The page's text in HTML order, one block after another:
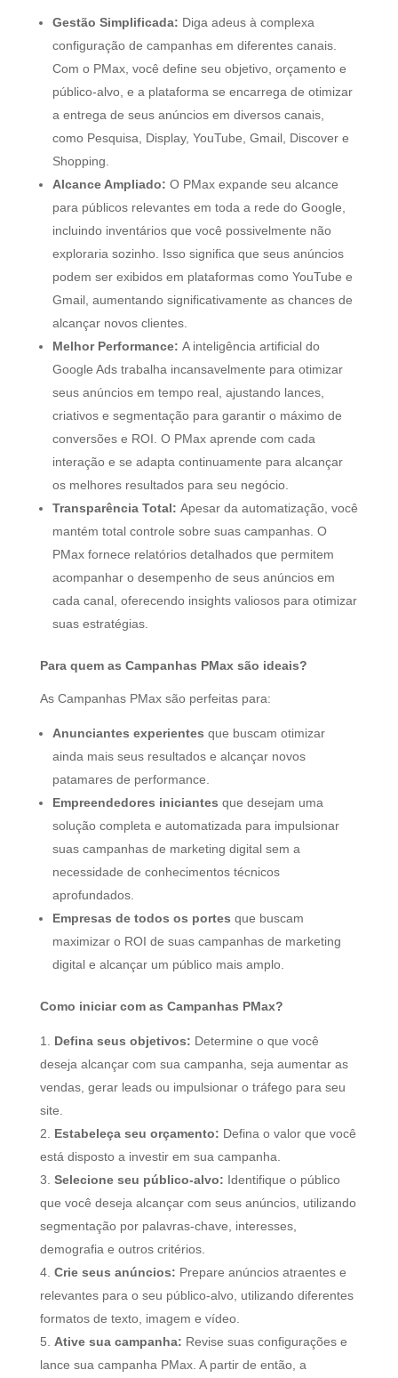
Gestão Simplificada: Diga adeus à complexa
configuração de campanhas em diferentes canais.
Com o PMax, você define seu objetivo, orçamento e
público-alvo, e a plataforma se encarrega de otimizar
a entrega de seus anúncios em diversos canais,
como Pesquisa, Display, YouTube, Gmail, Discover e
Shopping.
Alcance Ampliado: O PMax expande seu alcance
para públicos relevantes em toda a rede do Google,
incluindo inventários que você possivelmente não
exploraria sozinho. Isso significa que seus anúncios
podem ser exibidos em plataformas como YouTube e
Gmail, aumentando significativamente as chances de
alcançar novos clientes.
Melhor Performance: A inteligência artificial do
Google Ads trabalha incansavelmente para otimizar
seus anúncios em tempo real, ajustando lances,
criativos e segmentação para garantir o máximo de
conversões e ROI. O PMax aprende com cada
interação e se adapta continuamente para alcançar
os melhores resultados para seu negócio.
Transparência Total: Apesar da automatização, você
mantém total controle sobre suas campanhas. O
PMax fornece relatórios detalhados que permitem
acompanhar o desempenho de seus anúncios em
cada canal, oferecendo insights valiosos para otimizar
suas estratégias.
Para quem as Campanhas PMax são ideais?
As Campanhas PMax são perfeitas para:
Anunciantes experientes que buscam otimizar
ainda mais seus resultados e alcançar novos
patamares de performance.
Empreendedores iniciantes que desejam uma
solução completa e automatizada para impulsionar
suas campanhas de marketing digital sem a
necessidade de conhecimentos técnicos
aprofundados.
Empresas de todos os portes que buscam
maximizar o ROI de suas campanhas de marketing
digital e alcançar um público mais amplo.
Como iniciar com as Campanhas PMax?
Defina seus objetivos: Determine o que você
deseja alcançar com sua campanha, seja aumentar as
vendas, gerar leads ou impulsionar o tráfego para seu
site.
Estabeleça seu orçamento: Defina o valor que você
está disposto a investir em sua campanha.
Selecione seu público-alvo: Identifique o público
que você deseja alcançar com seus anúncios, utilizando
segmentação por palavras-chave, interesses,
demografia e outros critérios.
Crie seus anúncios: Prepare anúncios atraentes e
relevantes para o seu público-alvo, utilizando diferentes
formatos de texto, imagem e vídeo.
Ative sua campanha: Revise suas configurações e
lance sua campanha PMax. A partir de então, a